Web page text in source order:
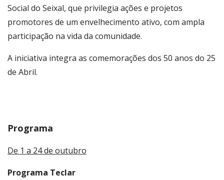
Social do Seixal, que privilegia ações e projetos
promotores de um envelhecimento ativo, com ampla
participação na vida da comunidade.
A iniciativa integra as comemorações dos 50 anos do 25
de Abril.
Programa
De 1 a 24 de outubro
Programa Teclar